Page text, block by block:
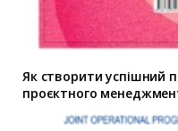
Як створити успішний
проєктного